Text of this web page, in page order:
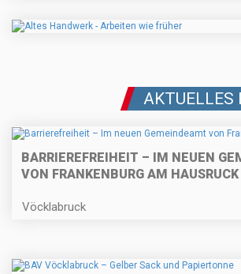
AKTUELLES
BARRIEREFREIHEIT – IM NEUEN
VON FRANKENBURG AM HAUSRUCK
Vöcklabruck